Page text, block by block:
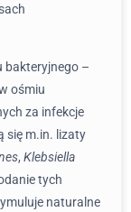
bakteryjnego –
ośmiu
za infekcje
się m.in. lizaty
, Klebsiella
tych
naturalne